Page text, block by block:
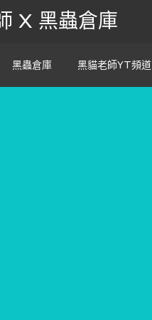
X 黑蟲倉庫
黑蟲倉庫 黑貓老師YT頻道